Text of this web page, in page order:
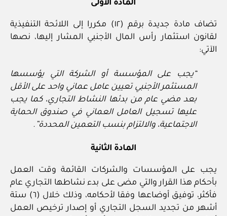
المادة الأولى
تضاف مادة جديدة برقم (١٢) مكررا إلى اللائحة التنفيذية
لقانون استثمار رأس المال الأجنبي المشار إليها، نصها
الآتي:
“يجب على المؤسسة أو الشركة التي يؤسسها
المستثمر الأجنبي تعيين عامل عماني واحد على الأقل
بعد مضي عام من بدئها النشاط التجاري، كما يجب
عليها تسجيل العامل العماني في صندوق الحماية
الاجتماعية، والالتزام بنسب التعمين المحددة”.
المادة الثانية
يجب على المؤسسات والشركات القائمة وقت العمل
بأحكام هذا القرار والتي مضى على بدء نشاطها التجاري عام
فأكثر، توفيق أوضاعها وفقا لأحكامه، وذلك خلال (٦) ستة
أشهر من تجديد السجل التجاري أو إصدار ترخيص العمل